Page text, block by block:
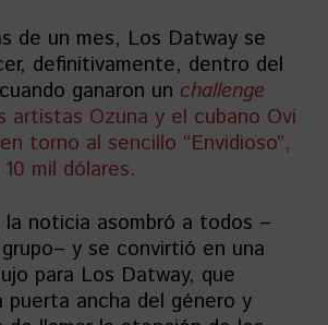
de un mes, Los Datway se
definitivamente, dentro del
ganaron un challenge
artistas Ozuna y el cubano Ovi
torno al sencillo “Envidioso”,
mil dólares.
noticia asombró a todos –
y se convirtió en una
para Los Datway, que
puerta ancha del género y